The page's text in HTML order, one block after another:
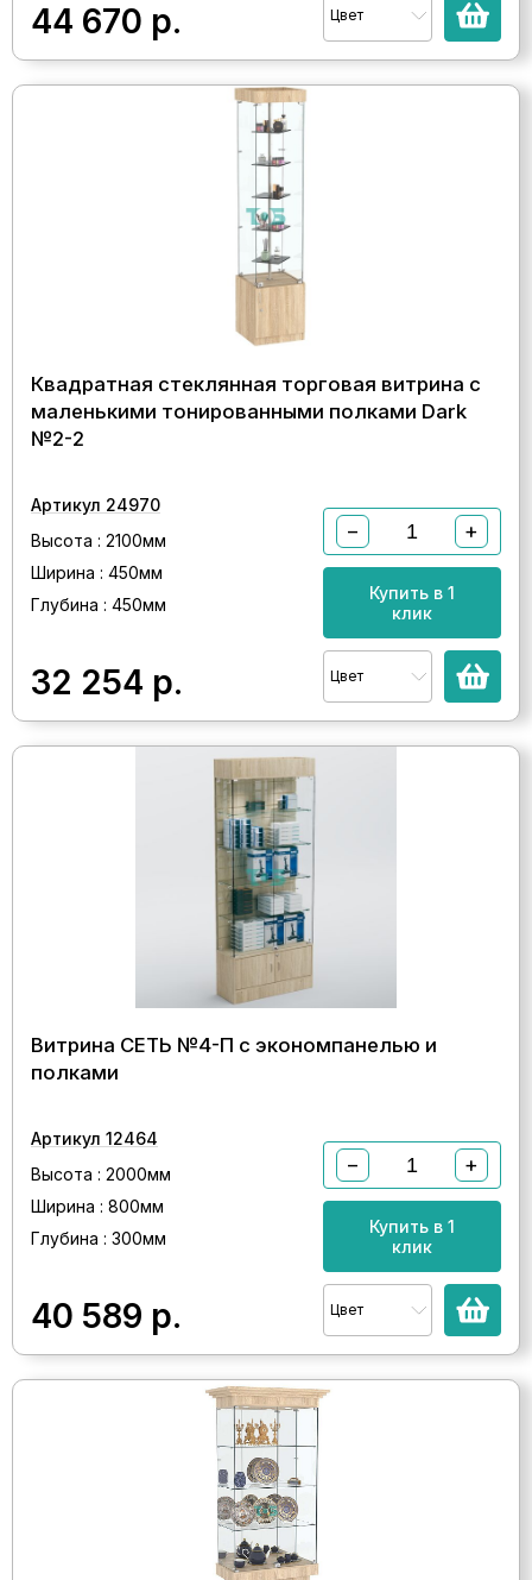
44 670 р. Цвет
Квадратная стеклянная торговая витрина с
маленькими тонированными полками Dark
№2-2
Артикул 24970
Высота : 2100мм
Ширина : 450мм
Глубина : 450мм
32 254 р.
− +
Купить в 1
клик
Цвет
Витрина СЕТЬ №4-П с экономпанелью и
полками
Артикул 12464
Высота : 2000мм
Ширина : 800мм
Глубина : 300мм
40 589 р.
− +
Купить в 1
клик
Цвет